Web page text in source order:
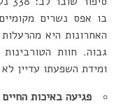
בו אפס נשרים
האחרונות היא
גבוה. חוות
ומידת השפעתו עדיין
פגיעה באיכות